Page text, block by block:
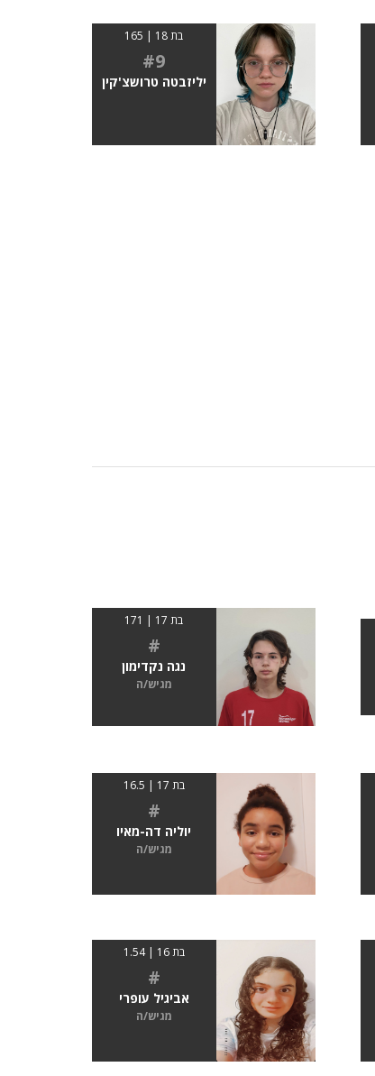
בת 18 | 165
#9
יליזבטה טרושצ'קין
בת 17 | 171
#
נגה נקדימון
מגיש/ה
בת 17 | 16.5
#
יוליה דה-מאיו
מגיש/ה
בת 16 | 1.54
#
אביגיל עופרי
מגיש/ה